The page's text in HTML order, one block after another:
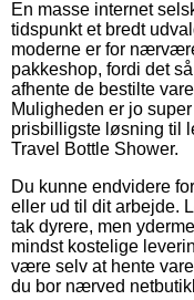
En masse internet
tidspunkt et bredt
moderne er for
pakkeshop, fordi det
afhente de bestilte
Muligheden er jo
prisbilligste løsning til
Travel Bottle Shower.
Du kunne endvidere
eller ud til dit arbejde.
tak dyrere, men
mindst kostelige
være selv at hente
du bor nærved